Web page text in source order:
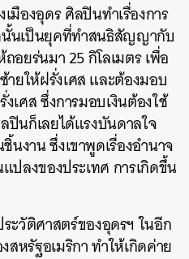
มืองอุดร ศิลปินทำเรื่องการ
นั้นเป็นยุคที่ทำสนธิสัญญากับ
อยร่นมา 25 กิโลเมตร เพื่อ
ยให้ฝรั่งเศส และต้องมอบ
เศส ซึ่งการมอบเงินต้องใช้
นก็เลยได้แรงบันดาลใจ
งาน ซึ่งเขาพูดเรื่องอำนาจ
ปลงของประเทศ การเกิดขึ้น
ะวัติศาสตร์ของอุดรฯ ในอีก
หรัฐอเมริกา ทำให้เกิดค่าย